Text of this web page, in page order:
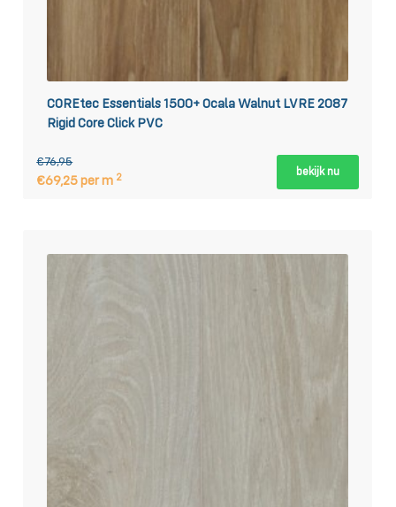
COREtec Essentials 1500+ Ocala Walnut LVRE 2087
Rigid Core Click PVC
€76,95
€69,25 per m 2 bekijk nu